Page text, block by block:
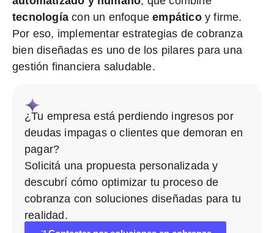
tecnología con un enfoqueempáticoy firme.
Por eso, implementar estrategias de cobranza
bien diseñadas es uno de los pilares para una
gestión financiera saludable.
¿Tu empresa está perdiendo ingresos por
deudas impagas o clientes que demoran en
pagar?
Solicitá una propuesta personalizada y
descubrí cómo optimizar tu proceso de
cobranza con soluciones diseñadas para tu
realidad.